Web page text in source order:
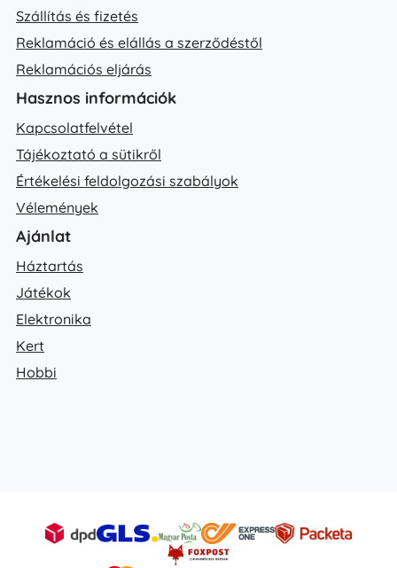
Szállítás és fizetés
Reklamáció és elállás a szerződéstől
Reklamációs eljárás
Hasznos információk
Kapcsolatfelvétel
Tájékoztató a sütikről
Értékelési feldolgozási szabályok
Vélemények
Ajánlat
Háztartás
Játékok
Elektronika
Kert
Hobbi